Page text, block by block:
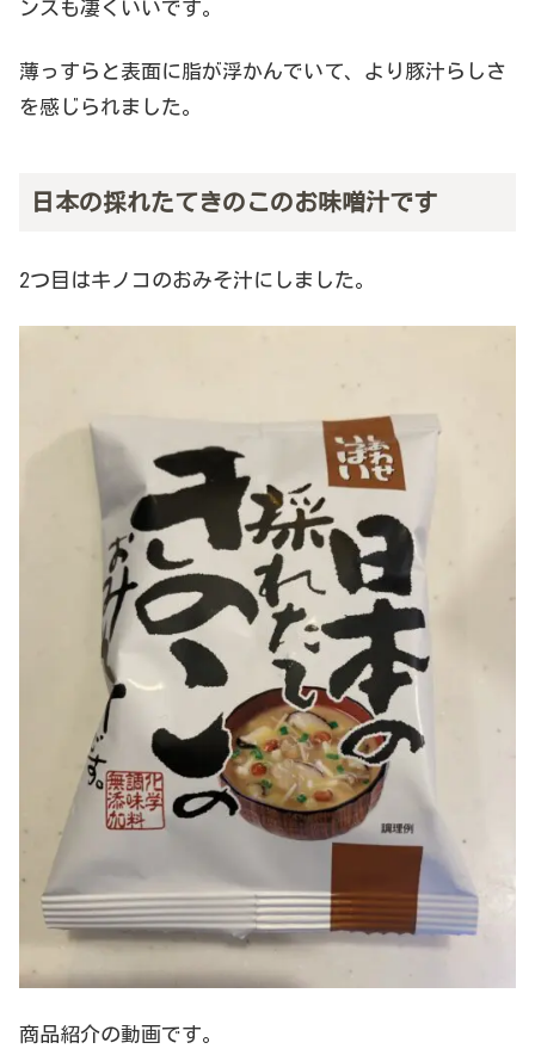
ンスも凄くいいです。
薄っすらと表面に脂が浮かんでいて、より豚汁らしさ
を感じられました。
日本の採れたてきのこのお味噌汁です
2つ目はキノコのおみそ汁にしました。
商品紹介の動画です。